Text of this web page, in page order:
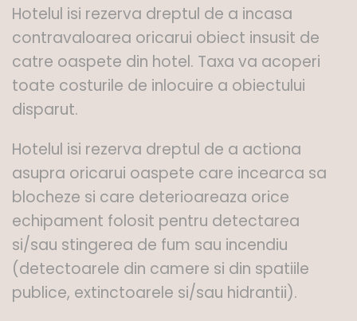
Hotelul isi rezerva dreptul de a incasa
contravaloarea oricarui obiect insusit de
catre oaspete din hotel. Taxa va acoperi
toate costurile de inlocuire a obiectului
disparut.
Hotelul isi rezerva dreptul de a actiona
asupra oricarui oaspete care incearca sa
blocheze si care deterioareaza orice
echipament folosit pentru detectarea
si/sau stingerea de fum sau incendiu
(detectoarele din camere si din spatiile
publice, extinctoarele si/sau hidrantii).